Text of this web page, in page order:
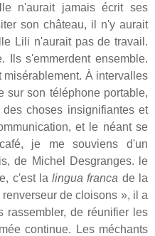
n'aurait jamais écrit ses
son château, il n'y aurait
Lili n'aurait pas de travail.
Ils s'emmerdent ensemble.
misérablement. À intervalles
sur son téléphone portable,
choses insignifiantes et
et le néant se
je me souviens d'un
de Michel Desgranges. le
c'est lalingua franca de la
de cloisons », il a
rassembler, de réunifier les
continue. Les méchants